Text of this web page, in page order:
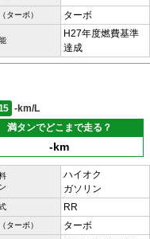
ターボ） ターボ
H27年度燃費基準
達成
-km/L
満タンでどこまで走る？
-km
ハイオク
ガソリン
RR
ターボ） ターボ